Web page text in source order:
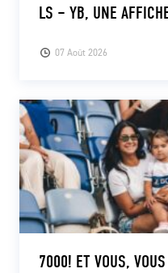
07 Août 2026
LS – YB, UNE
7000! ET VOUS,